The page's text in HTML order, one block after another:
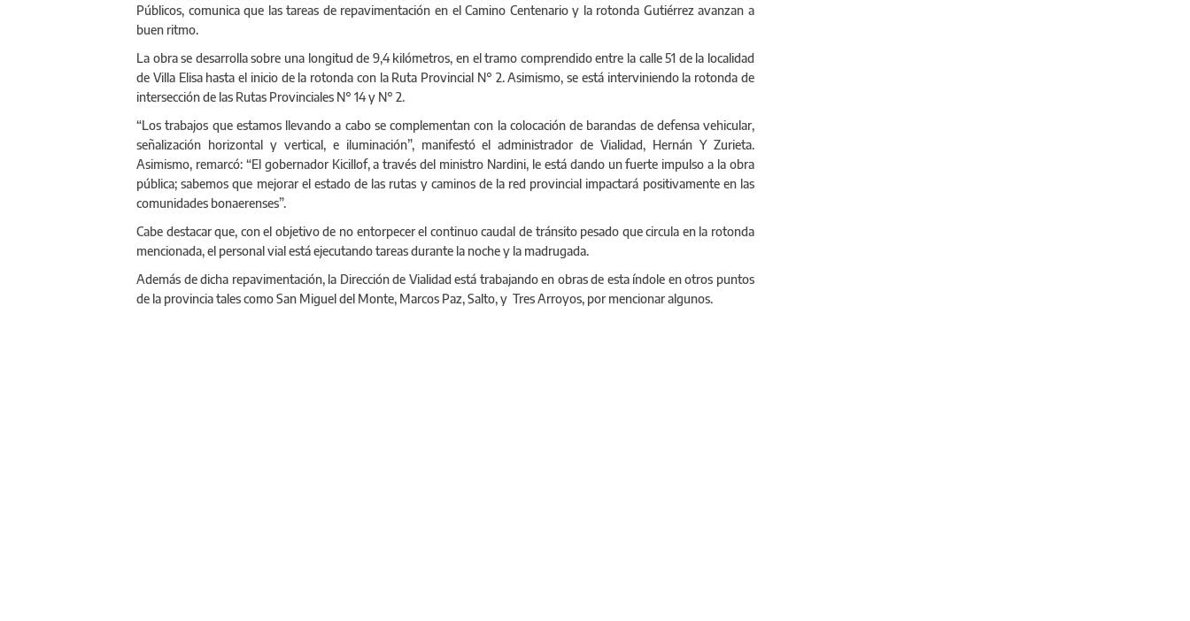
Públicos, comunica que las tareas de repavimentación en el Camino Centenario y la rotonda Gutiérrez avanzan a
buen ritmo.
La obra se desarrolla sobre una longitud de 9,4 kilómetros, en el tramo comprendido entre la calle 51 de la localidad
de Villa Elisa hasta el inicio de la rotonda con la Ruta Provincial N° 2. Asimismo, se está interviniendo la rotonda de
intersección de las Rutas Provinciales N° 14 y N° 2.
“Los trabajos que estamos llevando a cabo se complementan con la colocación de barandas de defensa vehicular,
señalización horizontal y vertical, e iluminación”, manifestó el administrador de Vialidad, Hernán Y Zurieta.
Asimismo, remarcó: “El gobernador Kicillof, a través del ministro Nardini, le está dando un fuerte impulso a la obra
pública; sabemos que mejorar el estado de las rutas y caminos de la red provincial impactará positivamente en las
comunidades bonaerenses”.
Cabe destacar que, con el objetivo de no entorpecer el continuo caudal de tránsito pesado que circula en la rotonda
mencionada, el personal vial está ejecutando tareas durante la noche y la madrugada.
Además de dicha repavimentación, la Dirección de Vialidad está trabajando en obras de esta índole en otros puntos
de la provincia tales como San Miguel del Monte, Marcos Paz, Salto, y Tres Arroyos, por mencionar algunos.